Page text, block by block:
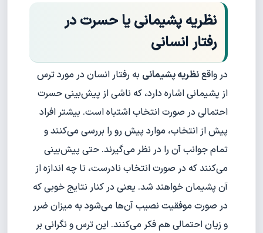
نظریه پشیمانی یا حسرت در
رفتار انسانی
در واقعنظریه پشیمانی به رفتار انسان در مورد ترس
از پشیمانی اشاره دارد، که ناشی از پیش‌بینی حسرت
احتمالی در صورت انتخاب اشتباه است. بیشتر افراد
پیش از انتخاب، موارد پیش رو را بررسی می‌کنند و
تمام جوانب آن را در نظر می‌گیرند. حتی پیش‌بینی
می‌کنند که در صورت انتخاب نادرست، تا چه اندازه از
آن پشیمان خواهند شد. یعنی در کنار نتایج خوبی که
در صورت موفقیت نصیب آن‌ها می‌شود به میزان ضرر
و زیان احتمالی هم فکر می‌کنند. این ترس و نگرانی بر